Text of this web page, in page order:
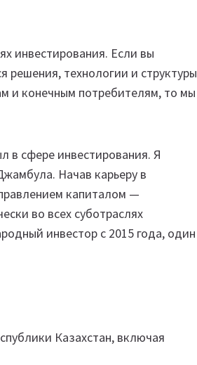
инвестирования. Если вы
решения, технологии и структуры
и конечным потребителям, то мы
в сфере инвестирования. Я
Начав карьеру в
капиталом —
во всех суботраслях
инвестор с 2015 года, один
Казахстан, включая